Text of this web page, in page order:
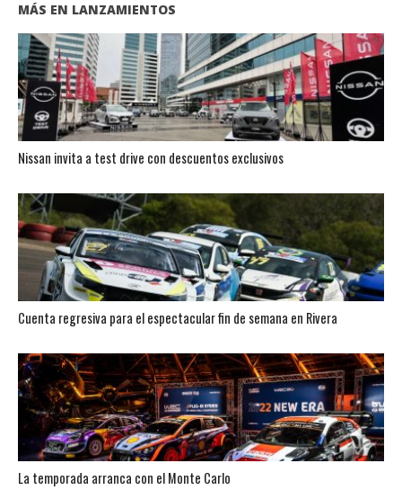
MÁS EN LANZAMIENTOS
Nissan invita a test drive con descuentos exclusivos
Cuenta regresiva para el espectacular fin de semana en Rivera
La temporada arranca con el Monte Carlo